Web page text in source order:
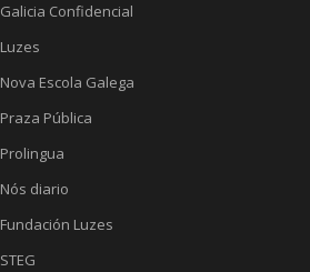
Galicia Confidencial
Luzes
Nova Escola Galega
Praza Pública
Prolingua
Nós diario
Fundación Luzes
STEG